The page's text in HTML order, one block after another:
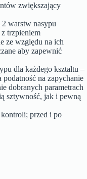
zwiększający
warstw nasypu
trzpieniem
ze względu na ich
aby zapewnić
dla każdego kształtu –
podatność na zapychanie
dobranych parametrach
sztywność, jak i pewną
przed i po